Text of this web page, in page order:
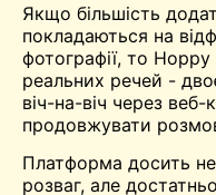
Якщо більшість
покладаються на
фотографії, то
реальних речей -
віч-на-віч через
продовжувати
Платформа досить
розваг, але